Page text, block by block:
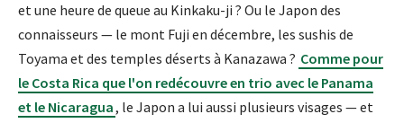
et une heure de queue au Kinkaku-ji ? Ou le Japon des
connaisseurs — le mont Fuji en décembre, les sushis de
Toyama et des temples déserts à Kanazawa ? Comme pour
le Costa Rica que l'on redécouvre en trio avec le Panama
et le Nicaragua, le Japon a lui aussi plusieurs visages — et